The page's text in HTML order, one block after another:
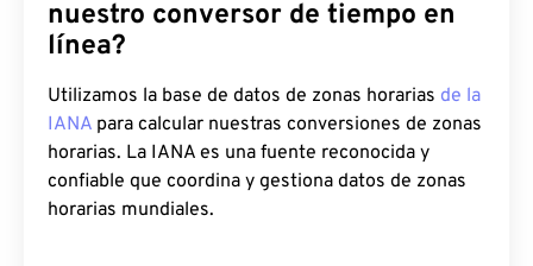
nuestro conversor de tiempo en
línea?
Utilizamos la base de datos de zonas horarias de la
IANA para calcular nuestras conversiones de zonas
horarias. La IANA es una fuente reconocida y
confiable que coordina y gestiona datos de zonas
horarias mundiales.